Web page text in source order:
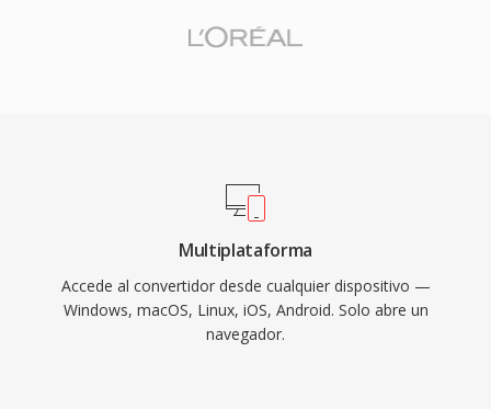
Multiplataforma
Accede al convertidor desde cualquier dispositivo —
Windows, macOS, Linux, iOS, Android. Solo abre un
navegador.